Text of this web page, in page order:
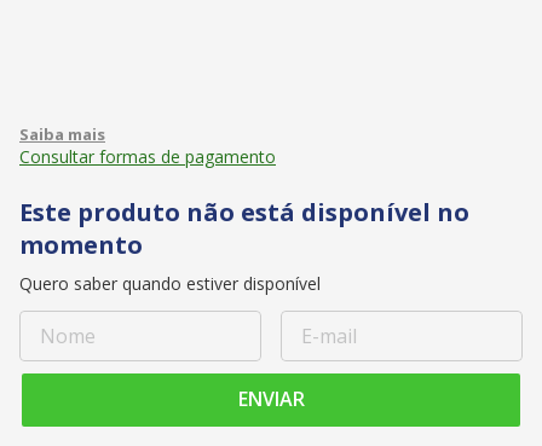
Consultar formas de pagamento
Este produto não está disponível no
momento
Quero saber quando estiver disponível
ENVIAR